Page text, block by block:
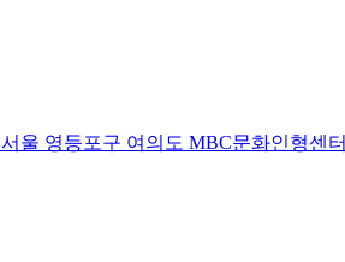
서울 영등포구 여의도 MBC문화인형센터